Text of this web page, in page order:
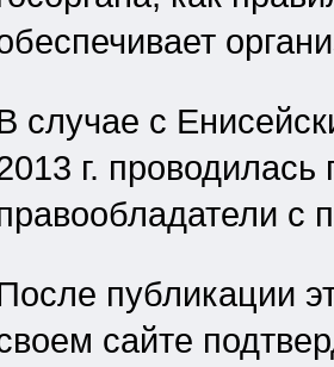
случае с
г.
с
публикации
сайте